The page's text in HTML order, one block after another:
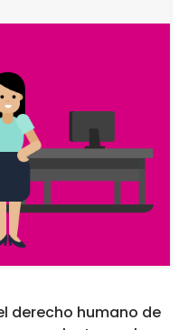
derecho humano de